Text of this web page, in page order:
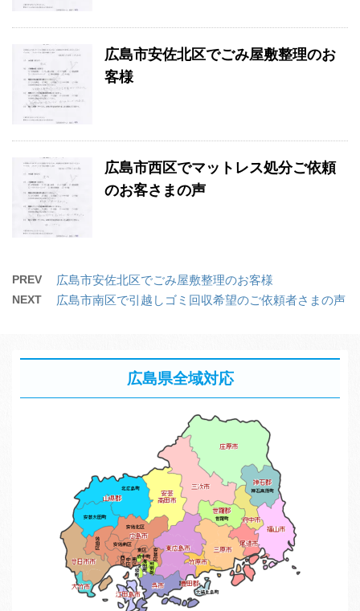
広島市安佐北区でごみ屋敷整理のお
客様
広島市西区でマットレス処分ご依頼
のお客さまの声
PREV 広島市安佐北区でごみ屋敷整理のお客様
NEXT 広島市南区で引越しゴミ回収希望のご依頼者さまの声
広島県全域対応